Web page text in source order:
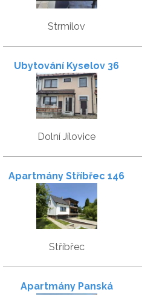
Strmilov
Ubytování Kyselov 36
Dolní Jílovice
Apartmány Stříbřec 146
Stříbřec
Apartmány Panská